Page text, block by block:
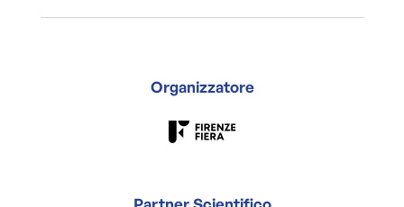
Organizzatore